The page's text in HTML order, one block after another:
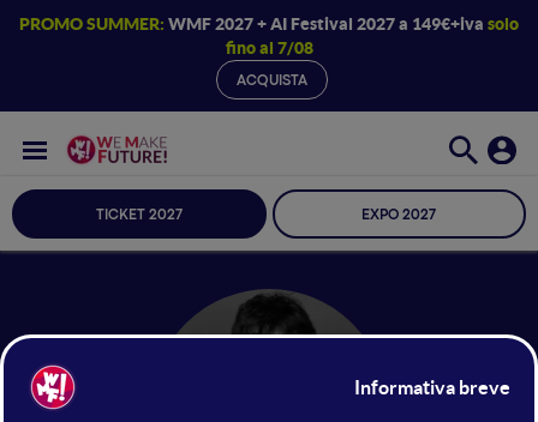
PROMO SUMMER: WMF 2027 + AI Festival 2027 a 149€+iva solo
fino al 7/08
ACQUISTA
TICKET 2027 EXPO 2027